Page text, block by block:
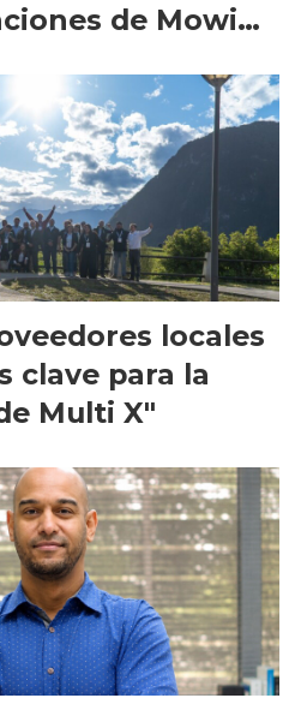
de Mowi
locales
clave para la
Multi X"